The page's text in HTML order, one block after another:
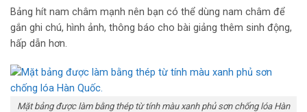
Bảng hít nam châm mạnh nên bạn có thể dùng nam châm để
gắn ghi chú, hình ảnh, thông báo cho bài giảng thêm sinh động,
hấp dẫn hơn.
Mặt bảng được làm bằng thép từ tính màu xanh phủ sơn chống lóa Hàn